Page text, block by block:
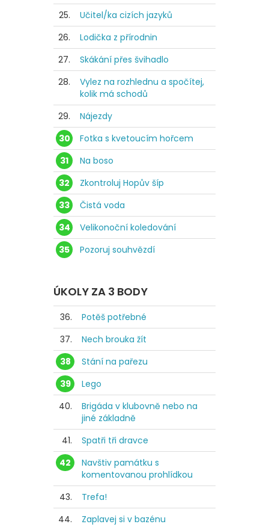
25.
Učitel/ka cizích jazyků
26.
Lodička z přírodnin
27.
Skákání přes švihadlo
28.
Vylez na rozhlednu a spočítej,
kolik má schodů
29.
Nájezdy
30
Fotka s kvetoucím hořcem
31
Na boso
32
Zkontroluj Hopův šíp
33
Čistá voda
34
Velikonoční koledování
35
Pozoruj souhvězdí
ÚKOLY ZA 3 BODY
36.
Potěš potřebné
37.
Nech brouka žít
38
Stání na pařezu
39
Lego
40.
Brigáda v klubovně nebo na
jiné základně
41.
Spatři tři dravce
42
Navštiv památku s
komentovanou prohlídkou
43.
Trefa!
44.
Zaplavej si v bazénu